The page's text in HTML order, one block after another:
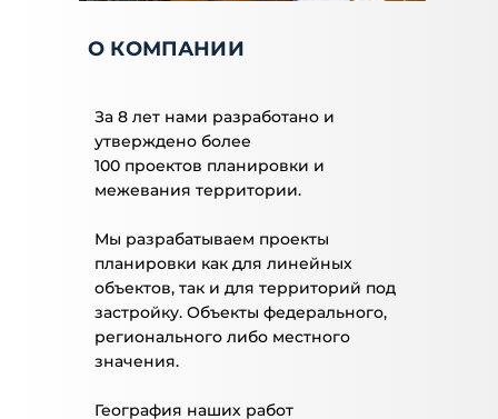
О КОМПАНИИ
За 8 лет нами разработано и
утверждено более
100 проектов планировки и
межевания территории.
Мы разрабатываем проекты
планировки как для линейных
объектов, так и для территорий под
застройку. Объекты федерального,
регионального либо местного
значения.
География наших работ